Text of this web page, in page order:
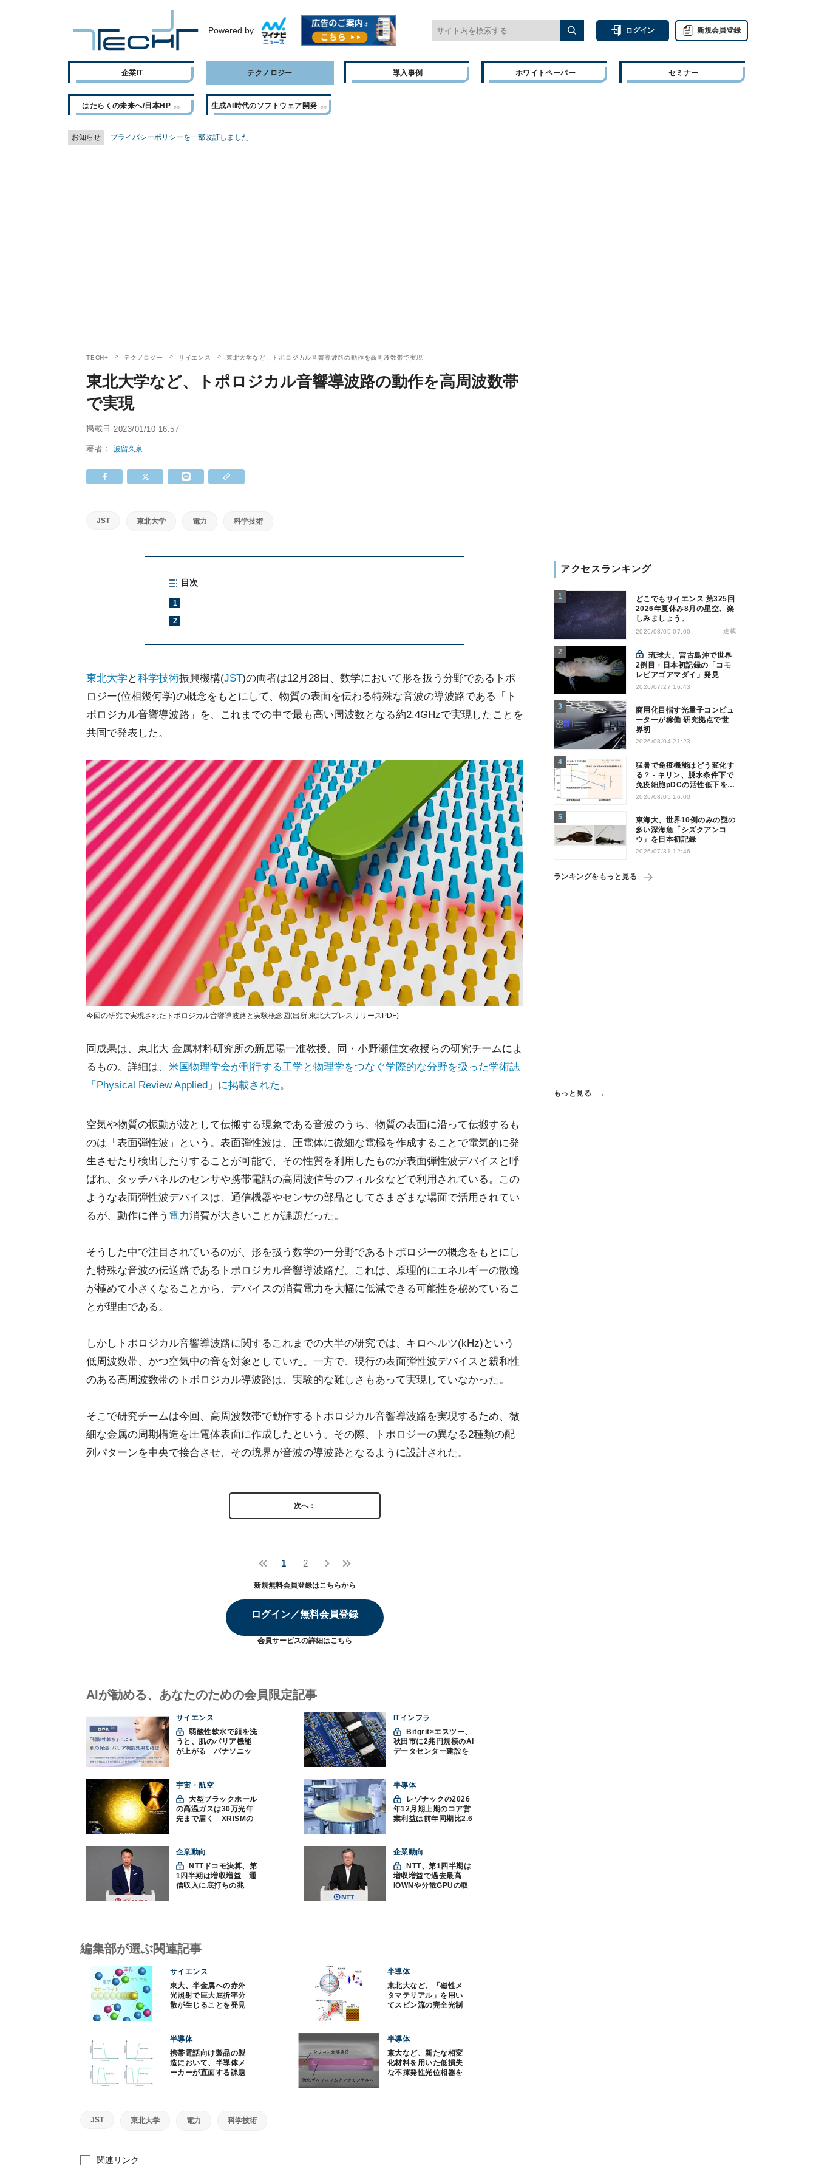
Powered by ログイン 新規会員登録
企業IT テクノロジー 導入事例 ホワイトペーパー セミナー
はたらくの未来へ/日本HP 生成AI時代のソフトウェア開発
お知らせ プライバシーポリシーを一部改訂しました
TECH+ テクノロジー サイエンス 東北大学など、トポロジカル音響導波路の動作を高周波数帯で実現
東北大学など、トポロジカル音響導波路の動作を高周波数帯
で実現
掲載日 2023/01/10 16:57
著者：波留久泉
JST 東北大学 電力 科学技術
目次
1
2
東北大学 と科学技術振興機構(JST)の両者は12月28日、数学において形を扱う分野であるトポ
ロジー(位相幾何学)の概念をもとにして、物質の表面を伝わる特殊な音波の導波路である「ト
ポロジカル音響導波路」を、これまでの中で最も高い周波数となる約2.4GHzで実現したことを
共同で発表した。
今回の研究で実現されたトポロジカル音響導波路と実験概念図(出所:東北大プレスリリースPDF)
同成果は、東北大 金属材料研究所の新居陽一准教授、同・小野瀬佳文教授らの研究チームによ
るもの。詳細は、 米国物理学会が刊行する工学と物理学をつなぐ学際的な分野を扱った学術誌
「Physical Review Applied」に掲載された。
空気や物質の振動が波として伝搬する現象である音波のうち、物質の表面に沿って伝搬するも
のは「表面弾性波」という。表面弾性波は、圧電体に微細な電極を作成することで電気的に発
生させたり検出したりすることが可能で、その性質を利用したものが表面弾性波デバイスと呼
ばれ、タッチパネルのセンサや携帯電話の高周波信号のフィルタなどで利用されている。この
ような表面弾性波デバイスは、通信機器やセンサの部品としてさまざまな場面で活用されてい
るが、動作に伴う 電力消費が大きいことが課題だった。
そうした中で注目されているのが、形を扱う数学の一分野であるトポロジーの概念をもとにし
た特殊な音波の伝送路であるトポロジカル音響導波路だ。これは、原理的にエネルギーの散逸
が極めて小さくなることから、デバイスの消費電力を大幅に低減できる可能性を秘めているこ
とが理由である。
しかしトポロジカル音響導波路に関するこれまでの大半の研究では、キロヘルツ(kHz)という
低周波数帯、かつ空気中の音を対象としていた。一方で、現行の表面弾性波デバイスと親和性
のある高周波数帯のトポロジカル導波路は、実験的な難しさもあって実現していなかった。
そこで研究チームは今回、高周波数帯で動作するトポロジカル音響導波路を実現するため、微
細な金属の周期構造を圧電体表面に作成したという。その際、トポロジーの異なる2種類の配
列パターンを中央で接合させ、その境界が音波の導波路となるように設計された。
次へ：
1 2
新規無料会員登録はこちらから
ログイン／無料会員登録
会員サービスの詳細はこちら
AIが勧める、あなたのための会員限定記事
サイエンス
弱酸性軟水で顔を洗
うと、肌のバリア機能
が上がる パナソニッ
ITインフラ
秋田市に2兆円規模のAI
データセンター建設を
宇宙・航空
大型ブラックホール
の高温ガスは30万光年
先まで届く XRISMの
半導体
年12月期上期のコア営
業利益は前年同期比2.6
企業動向
1四半期は増収増益 通
信収入に底打ちの兆
企業動向
増収増益で過去最高
IOWNや分散GPUの取
アクセスランキング
どこでもサイエンス 第325回
2026年夏休み8月の星空、楽
しみましょう。
2026/08/05 07:00 連載
琉球大、宮古島沖で世界
2例目・日本初記録の「コモ
レビアゴアマダイ」発見
2026/07/27 16:43
商用化目指す光量子コンピュ
ーターが稼働 研究拠点で世
界初
2026/08/04 21:23
猛暑で免疫機能はどう変化す
る？ - キリン、脱水条件下で
免疫細胞pDCの活性低下を確
認
2026/08/05 16:00
東海大、世界10例のみの謎の
多い深海魚「シズクアンコ
ウ」を日本初記録
2026/07/31 12:46
ランキングをもっと見る
もっと見る
編集部が選ぶ関連記事
サイエンス
東大、半金属への赤外
光照射で巨大屈折率分
散が生じることを発見
半導体
東北大など、「磁性メ
タマテリアル」を用い
てスピン流の完全光制
半導体
携帯電話向け製品の製
造において、半導体メ
ーカーが直面する課題
半導体
東大など、新たな相変
化材料を用いた低損失
な不揮発性光位相器を
JST 東北大学 電力 科学技術
関連リンク